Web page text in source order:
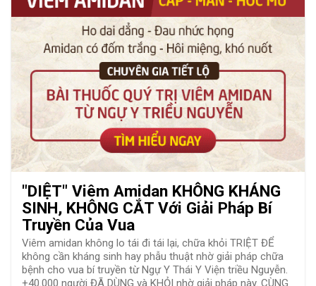
"DIỆT" Viêm Amidan KHÔNG KHÁNG
SINH, KHÔNG CẮT Với Giải Pháp Bí
Truyền Của Vua
Viêm amidan không lo tái đi tái lại, chữa khỏi TRIỆT ĐỂ
không cần kháng sinh hay phẫu thuật nhờ giải pháp chữa
bệnh cho vua bí truyền từ Ngự Y Thái Y Viện triều Nguyễn.
+40.000 người ĐÃ DÙNG và KHỎI nhờ giải pháp này. CÙNG